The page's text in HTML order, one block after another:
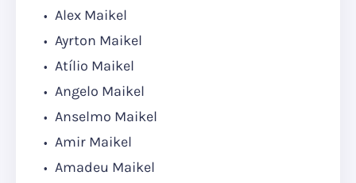
Alex Maikel
Ayrton Maikel
Atílio Maikel
Angelo Maikel
Anselmo Maikel
Amir Maikel
Amadeu Maikel